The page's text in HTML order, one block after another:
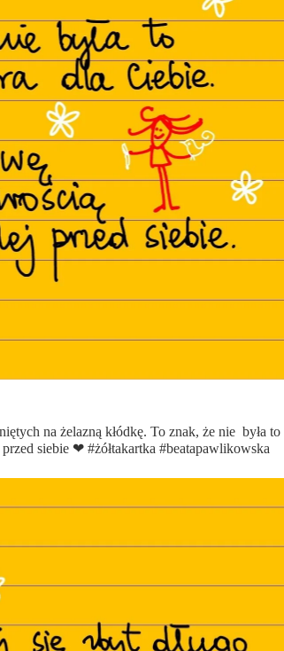
na żelazną kłódkę. To znak, że nie była to
siebie ❤ #żółtakartka #beatapawlikowska